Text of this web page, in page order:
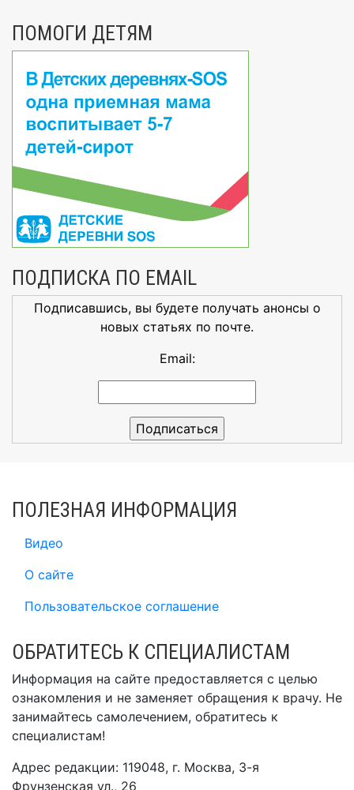
ПОМОГИ ДЕТЯМ
ПОДПИСКА ПО EMAIL
Подписавшись, вы будете получать анонсы о
новых статьях по почте.
Email:
ПОЛЕЗНАЯ ИНФОРМАЦИЯ
Видео
О сайте
Пользовательское соглашение
ОБРАТИТЕСЬ К СПЕЦИАЛИСТАМ
Информация на сайте предоставляется с целью
ознакомления и не заменяет обращения к врачу. Не
занимайтесь самолечением, обратитесь к
специалистам!
Адрес редакции: 119048, г. Москва, 3-я
Фрунзенская ул., 26